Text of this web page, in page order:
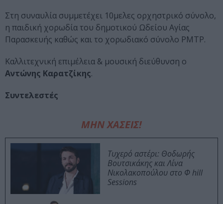
Στη συναυλία συμμετέχει 10μελες ορχηστρικό σύνολο,
η παιδική χορωδία του δημοτικού Ωδείου Αγίας
Παρασκευής καθώς και το χορωδιακό σύνολο PMTP.
Καλλιτεχνική επιμέλεια & μουσική διεύθυνση ο
Αντώνης Καρατζίκης.
Συντελεστές
ΜΗΝ ΧΑΣΕΙΣ!
Τυχερό αστέρι: Θοδωρής
Βουτσικάκης και Λίνα
Νικολακοπούλου στο Φ hill
Sessions